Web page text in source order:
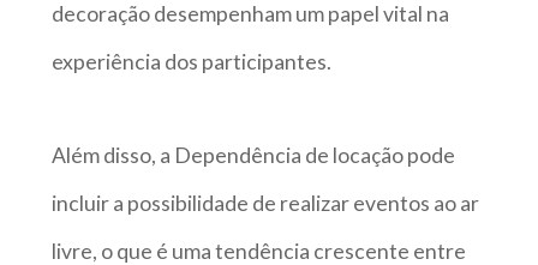
decoração desempenham um papel vital na
experiência dos participantes.
Além disso, a Dependência de locação pode
incluir a possibilidade de realizar eventos ao ar
livre, o que é uma tendência crescente entre